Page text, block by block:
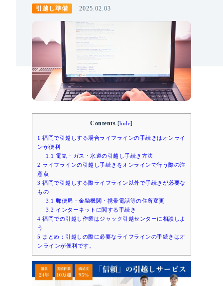
引越し準備 2025.02.03
Contents [hide]
1 福岡で引越しする場合ライフラインの手続きはオンライ
ンが便利
1.1
電気・ガス・水道の引越し手続き方法
2 ライフラインの引越し手続きをオンラインで行う際の注
意点
3 福岡で引越しする際ライフライン以外で手続きが必要な
もの
3.1 郵便局・金融機関・携帯電話等の住所変更
3.2 インターネットに関する手続き
4 福岡での引越し作業はジャック引越センターに相談しよ
う
5 まとめ：引越しの際に必要なライフラインの手続きはオ
ンラインが便利です。